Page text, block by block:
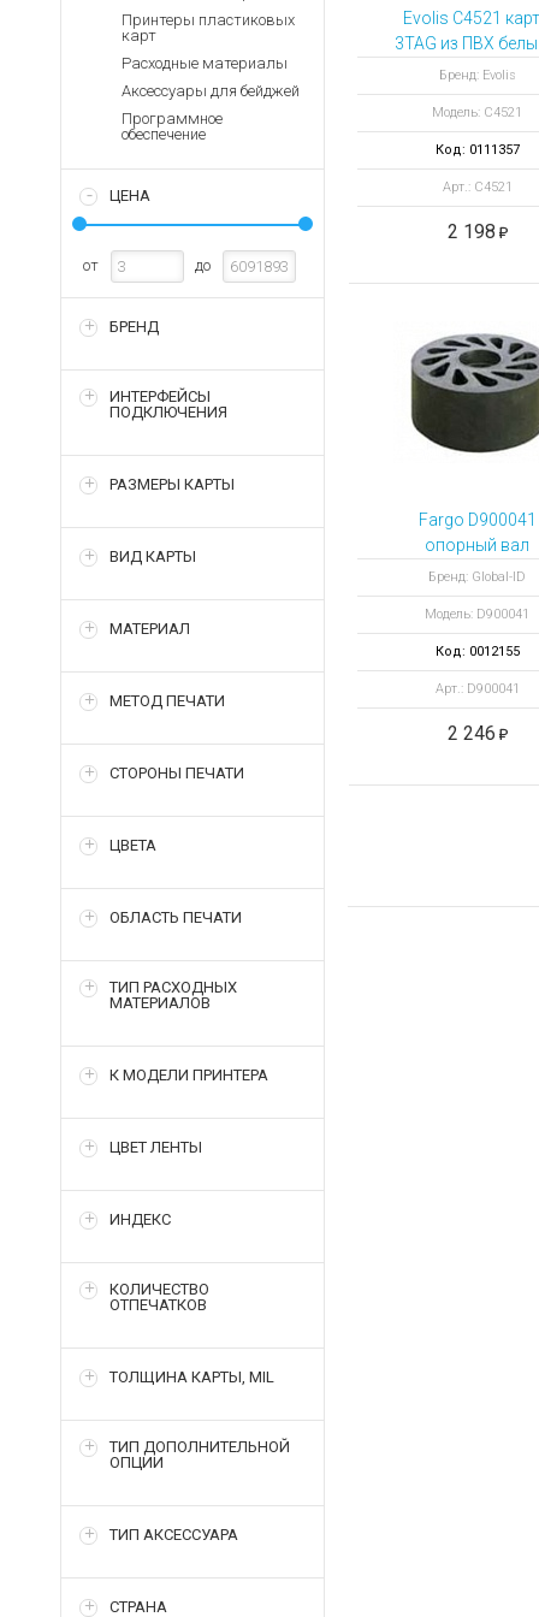
Запасные
части
Терминалы
оплаты
Зарядные устройства
Архивные товары
Принтеры пластиковых
карт
Расходные материалы
Аксессуары для бейджей
Программное
обеспечение
ЦЕНА
от до
БРЕНД
ИНТЕРФЕЙСЫ
ПОДКЛЮЧЕНИЯ
РАЗМЕРЫ КАРТЫ
ВИД КАРТЫ
МАТЕРИАЛ
МЕТОД ПЕЧАТИ
СТОРОНЫ ПЕЧАТИ
ЦВЕТА
ОБЛАСТЬ ПЕЧАТИ
ТИП РАСХОДНЫХ
МАТЕРИАЛОВ
К МОДЕЛИ ПРИНТЕРА
ЦВЕТ ЛЕНТЫ
ИНДЕКС
КОЛИЧЕСТВО
ОТПЕЧАТКОВ
ТОЛЩИНА КАРТЫ, MIL
ТИП ДОПОЛНИТЕЛЬНОЙ
ОПЦИИ
ТИП АКСЕССУАРА
СТРАНА
Evolis C4521
3TAG из ПВХ
зеркальным
покрытием
Бренд: Evolis
Модель: C4521
Код: 0111357
Арт.: C4521
2 198
Fargo D900041
опорный вал
Бренд: Global-ID
Модель: D900041
Код: 0012155
Арт.: D900041
2 246